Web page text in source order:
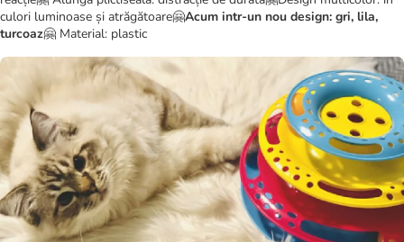
culori luminoase și atrăgătoare🤗Acum intr-un nou design: gri, lila,
turcoaz🤗 Material: plastic